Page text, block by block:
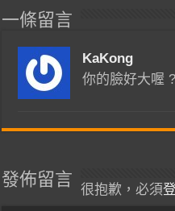
一條留言
KaKong
你的臉好大喔 ?
發佈留言
很抱歉，必須